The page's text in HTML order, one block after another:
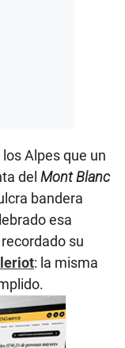
Alpes que un
del Mont Blanc
bandera
esa
su
: la misma